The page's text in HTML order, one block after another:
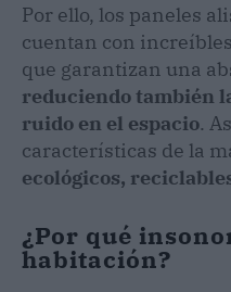
Por ello, los paneles
cuentan con
que garantizan una
reduciendo también
ruido en el espacio.
características de la
ecológicos,
¿Por qué
habitación?